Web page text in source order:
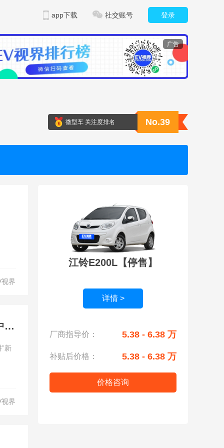
登录
社交账号
app下载
广告
微型车 关注度排名 No.39
界
从40国到五大洲 江铃集团新能源易至汽车出海升维战给出中国方案
新
界
江铃E200L【停售】
详情 >
厂商指导价： 5.38 - 6.38 万
补贴后价格： 5.38 - 6.38 万
价格咨询